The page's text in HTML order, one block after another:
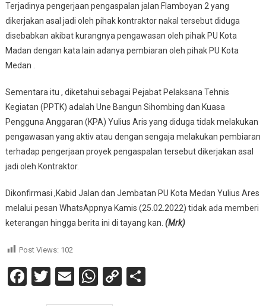
Terjadinya pengerjaan pengaspalan jalan Flamboyan 2 yang
dikerjakan asal jadi oleh pihak kontraktor nakal tersebut diduga
disebabkan akibat kurangnya pengawasan oleh pihak PU Kota
Madan dengan kata lain adanya pembiaran oleh pihak PU Kota
Medan .
Sementara itu , diketahui sebagai Pejabat Pelaksana Tehnis
Kegiatan (PPTK) adalah Une Bangun Sihombing dan Kuasa
Pengguna Anggaran (KPA) Yulius Aris yang diduga tidak melakukan
pengawasan yang aktiv atau dengan sengaja melakukan pembiaran
terhadap pengerjaan proyek pengaspalan tersebut dikerjakan asal
jadi oleh Kontraktor.
Dikonfirmasi ,Kabid Jalan dan Jembatan PU Kota Medan Yulius Ares
melalui pesan WhatsAppnya Kamis (25.02.2022) tidak ada memberi
keterangan hingga berita ini di tayang kan. (Mrk)
Post Views: 102
Facebook
Twitter
EmailWhatsApp
CopyShare